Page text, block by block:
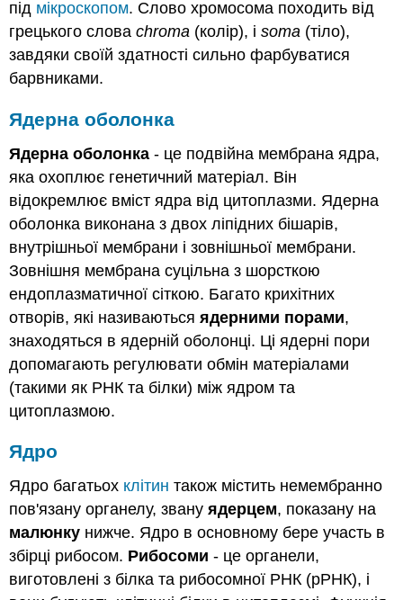
під мікроскопом. Слово хромосома походить від
грецького словаchroma (колір), іsoma (тіло),
завдяки своїй здатності сильно фарбуватися
барвниками.
Ядерна оболонка
Ядерна оболонка - це подвійна мембрана ядра,
яка охоплює генетичний матеріал. Він
відокремлює вміст ядра від цитоплазми. Ядерна
оболонка виконана з двох ліпідних бішарів,
внутрішньої мембрани і зовнішньої мембрани.
Зовнішня мембрана суцільна з шорсткою
ендоплазматичної сіткою. Багато крихітних
отворів, які називаютьсяядерними порами,
знаходяться в ядерній оболонці. Ці ядерні пори
допомагають регулювати обмін матеріалами
(такими як РНК та білки) між ядром та
цитоплазмою.
Ядро
Ядро багатьох клітин також містить немембранно
пов'язану органелу, звануядерцем, показану на
малюнку нижче. Ядро в основному бере участь в
збірці рибосом. Рибосоми - це органели,
виготовлені з білка та рибосомної РНК (рРНК), і